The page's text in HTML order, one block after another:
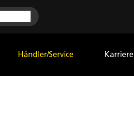
Händler/Service Karriere